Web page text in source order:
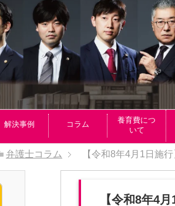
解決事例 コラム
養育費につ
いて
弁護士コラム 【令和8年4月1日施
【令和8年4